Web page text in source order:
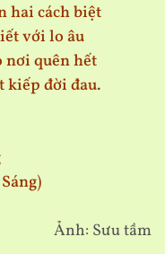
hai cách biệt
với lo âu
nơi quên hết
kiếp đời đau.
Ảnh: Sưu tầm